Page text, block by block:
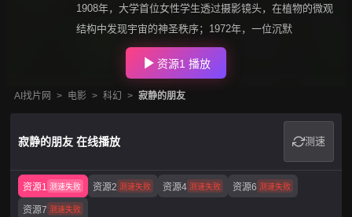
1908年，大学首位女性学生透过摄影镜头，在植物的微观
结构中发现宇宙的神圣秩序；1972年，一位沉默
资源1 播放
AI找片网 > 电影 > 科幻 > 寂静的朋友
寂静的朋友 在线播放 测速
资源1 测速失败 资源2 测速失败 资源4 测速失败 资源6 测速失败
资源7 测速失败